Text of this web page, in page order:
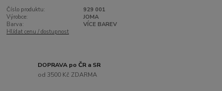
Číslo produktu:
929 001
Výrobce:
JOMA
Barva:
VÍCE BAREV
Hlídat cenu / dostupnost
DOPRAVA po ČR a SR
od 3500 Kč ZDARMA